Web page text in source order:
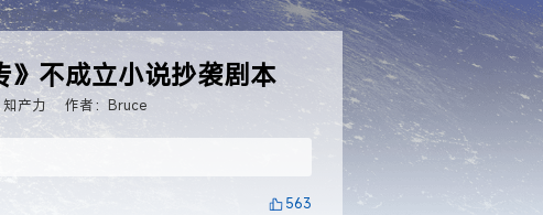
不成立小说抄袭剧本
产力 作者：Bruce
563